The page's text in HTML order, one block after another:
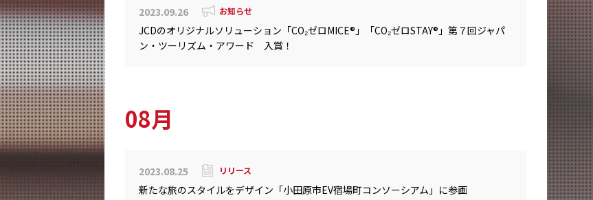
2023.09.26 お知らせ
JCDのオリジナルソリューション「CO₂ゼロMICE®」「CO₂ゼロSTAY®」第７回ジャパ
ン・ツーリズム・アワード 入賞！
08月
2023.08.25 リリース
新たな旅のスタイルをデザイン「小田原市EV宿場町コンソーシアム」に参画